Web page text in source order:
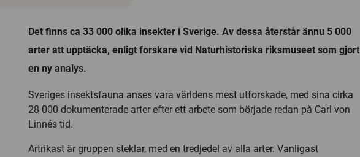
Det finns ca 33 000 olika insekter i Sverige. Av dessa återstår ännu 5 000
arter att upptäcka, enligt forskare vid Naturhistoriska riksmuseet som gjort
en ny analys.
Sveriges insektsfauna anses vara världens mest utforskade, med sina cirka
28 000 dokumenterade arter efter ett arbete som började redan på Carl von
Linnés tid.
Artrikast är gruppen steklar, med en tredjedel av alla arter. Vanligast